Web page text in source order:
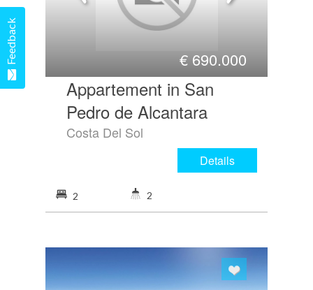
€ 690.000
Appartement in San
Pedro de Alcantara
Costa Del Sol
Details
2 2
Feedback